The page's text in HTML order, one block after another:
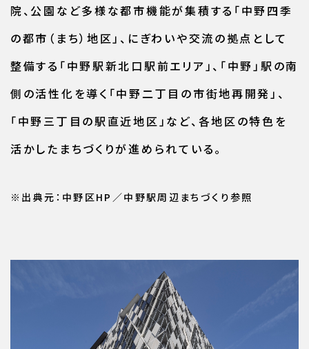
院、公園など多様な都市機能が集積する「中野四季
の都市（まち）地区」、にぎわいや交流の拠点として
整備する「中野駅新北口駅前エリア」、「中野」駅の南
側の活性化を導く「中野二丁目の市街地再開発」、
「中野三丁目の駅直近地区」など、各地区の特色を
活かしたまちづくりが進められている。
※出典元：中野区HP／中野駅周辺まちづくり参照